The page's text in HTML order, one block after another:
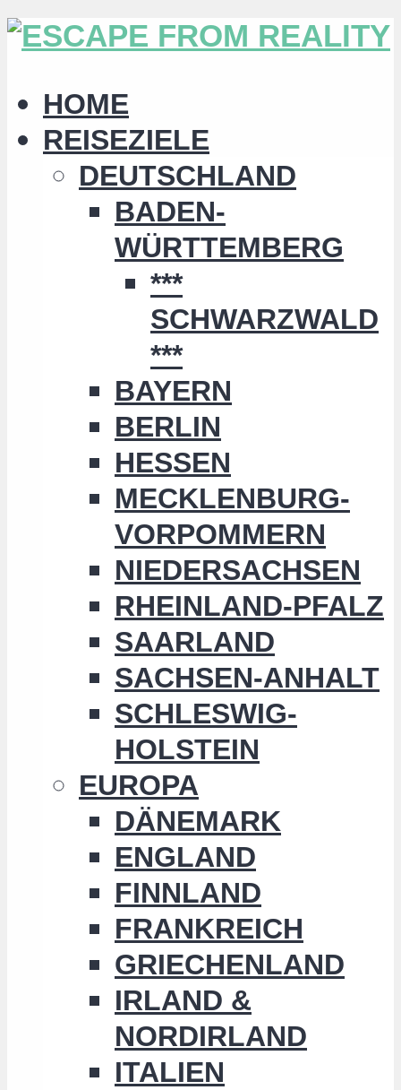
HOME
REISEZIELE
DEUTSCHLAND
BADEN-
WÜRTTEMBERG
***
SCHWARZWALD
***
BAYERN
BERLIN
HESSEN
MECKLENBURG-
VORPOMMERN
NIEDERSACHSEN
RHEINLAND-PFALZ
SAARLAND
SACHSEN-ANHALT
SCHLESWIG-
HOLSTEIN
EUROPA
DÄNEMARK
ENGLAND
FINNLAND
FRANKREICH
GRIECHENLAND
IRLAND &
NORDIRLAND
ITALIEN